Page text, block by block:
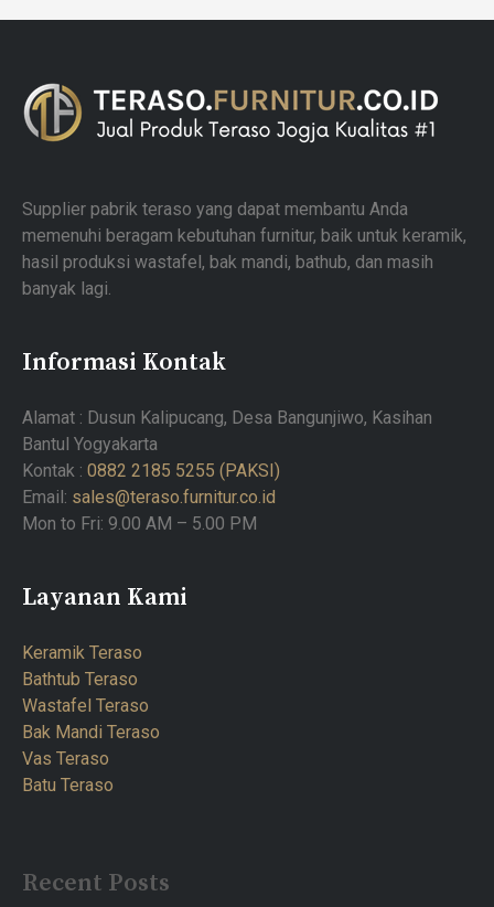
Supplier pabrik teraso yang dapat membantu Anda
memenuhi beragam kebutuhan furnitur, baik untuk keramik,
hasil produksi wastafel, bak mandi, bathub, dan masih
banyak lagi.
Informasi Kontak
Alamat : Dusun Kalipucang, Desa Bangunjiwo, Kasihan
Bantul Yogyakarta
Kontak : 0882 2185 5255 (PAKSI)
Email: sales@teraso.furnitur.co.id
Mon to Fri: 9.00 AM – 5.00 PM
Layanan Kami
Keramik Teraso
Bathtub Teraso
Wastafel Teraso
Bak Mandi Teraso
Vas Teraso
Batu Teraso
Recent Posts